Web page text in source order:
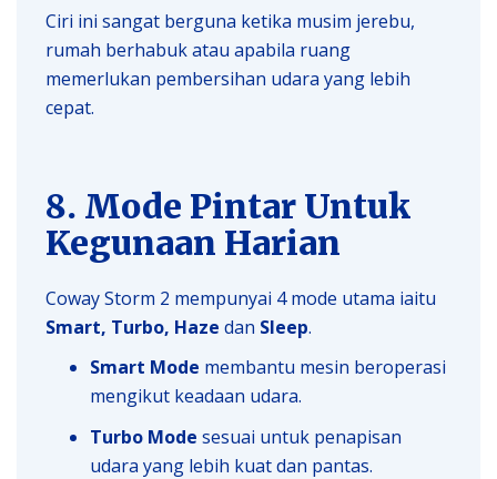
Ciri ini sangat berguna ketika musim jerebu,
rumah berhabuk atau apabila ruang
memerlukan pembersihan udara yang lebih
cepat.
8. Mode Pintar Untuk
Kegunaan Harian
Coway Storm 2 mempunyai 4 mode utama iaitu
Smart, Turbo, Haze dan Sleep.
Smart Mode membantu mesin beroperasi
mengikut keadaan udara.
Turbo Mode sesuai untuk penapisan
udara yang lebih kuat dan pantas.